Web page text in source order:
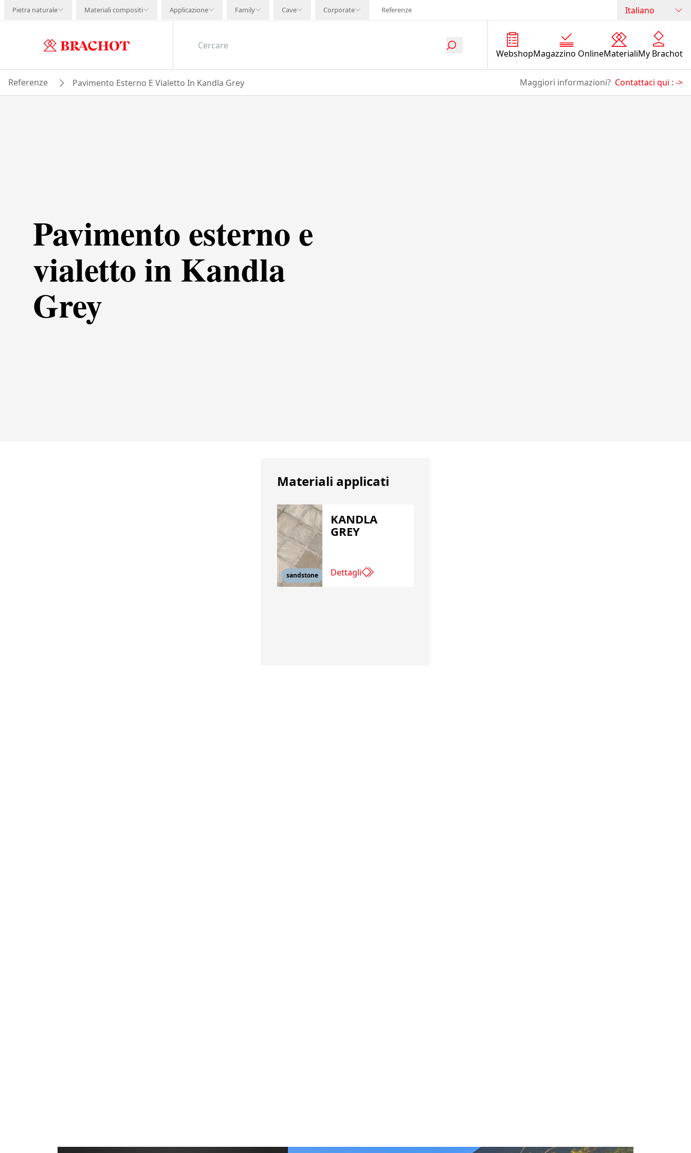
Pietra naturale Materiali compositi Applicazione Family Cave Corporate Referenze Italiano
WebshopMagazzino OnlineMaterialiMy Brachot
Referenze Pavimento Esterno E Vialetto In Kandla Grey Maggiori informazioni? Contattaci qui : ->
Pavimento esterno e
vialetto in Kandla
Grey
Materiali applicati
sandstone
KANDLA
GREY
Dettagli